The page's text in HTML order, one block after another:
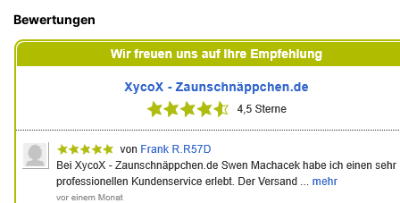
Bewertungen